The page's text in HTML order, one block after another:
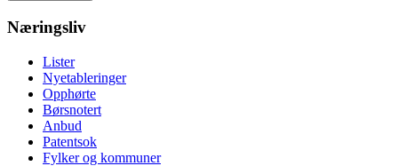
Næringsliv
Lister
Nyetableringer
Opphørte
Børsnotert
Anbud
Patentsok
Fylker og kommuner